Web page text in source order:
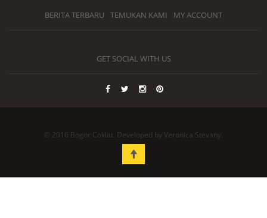
BERITA TERBARU TEMUKAN KAMI MY ACCOUNT
GET SOCIAL WITH US
© 2016 Bogor Coklat. Developed by Veronica Stevany.